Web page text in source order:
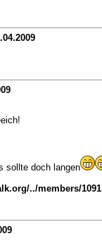
sollte doch langen
../members/